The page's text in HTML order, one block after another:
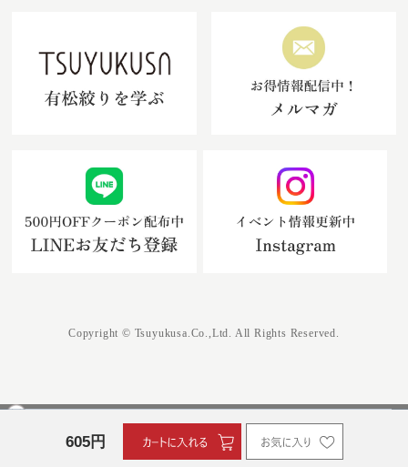
605円
Copyright © Tsuyukusa.Co.,Ltd. All Rights Reserved.